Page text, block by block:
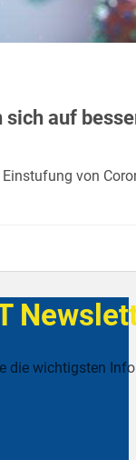
auf
von
die wichtigsten